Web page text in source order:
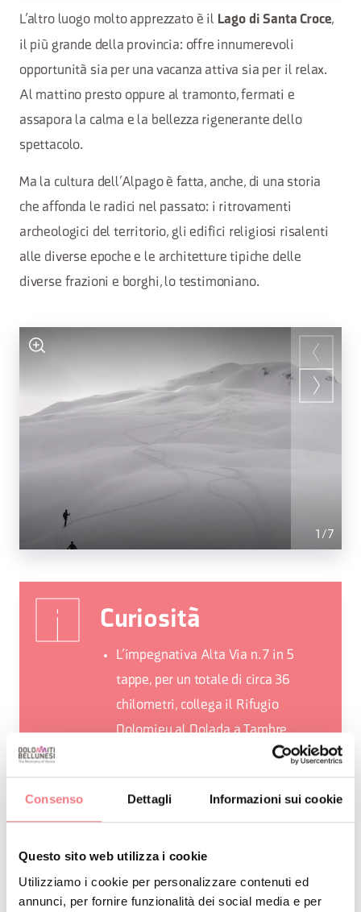
Consenso Dettagli Informazioni sui cookie
Questo sito web utilizza i cookie
Utilizziamo i cookie per personalizzare contenuti ed
annunci, per fornire funzionalità dei social media e per
L’altro luogo molto apprezzato è il Lago di Santa Croce,
il più grande della provincia: offre innumerevoli
opportunità sia per una vacanza attiva sia per il relax.
Al mattino presto oppure al tramonto, fermati e
assapora la calma e la bellezza rigenerante dello
spettacolo.
Ma la cultura dell’Alpago è fatta, anche, di una storia
che affonda le radici nel passato: i ritrovamenti
archeologici del territorio, gli edifici religiosi risalenti
alle diverse epoche e le architetture tipiche delle
diverse frazioni e borghi, lo testimoniano.
1 /7
Curiosità
L’impegnativa Alta Via n. 7 in 5
tappe, per un totale di circa 36
chilometri, collega il Rifugio
Dolomieu al Dolada a Tambre
Ogni anno la storica Transcavallo
porta l’eccellenza dello sci
alpinismo internazionale sui monti
Tra i prodotti tipici troviamo
l’Agnello dell’Alpago, presidio Slow
Food: una razza autoctona, rustica e